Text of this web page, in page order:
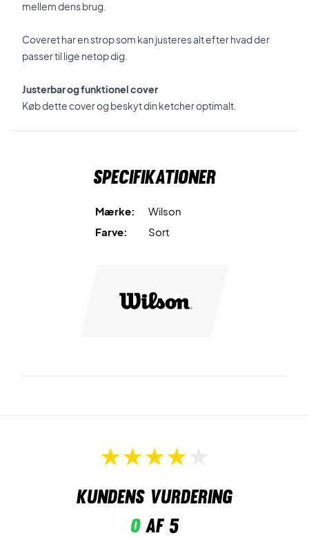
mellem dens brug.
Coveret har en strop som kan justeres alt efter hvad der
passer til lige netop dig.
Justerbar og funktionel cover
Køb dette cover og beskyt din ketcher optimalt.
Specifikationer
Mærke:
Wilson
Farve:
Sort
Kundens vurdering
0af 5